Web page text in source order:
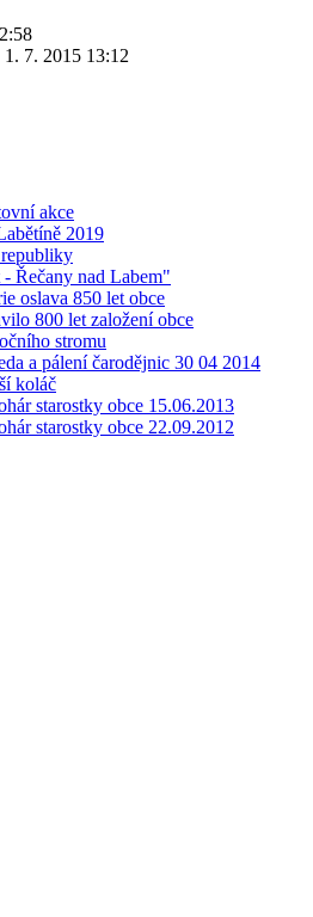
1. 7. 2015 13:12
akce
2019
Řečany nad Labem"
oslava 850 let obce
800 let založení obce
stromu
a pálení čarodějnic 30 04 2014
koláč
starostky obce 15.06.2013
starostky obce 22.09.2012